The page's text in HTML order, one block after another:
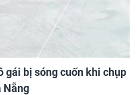
bị sóng cuốn khi chụp
Nẵng